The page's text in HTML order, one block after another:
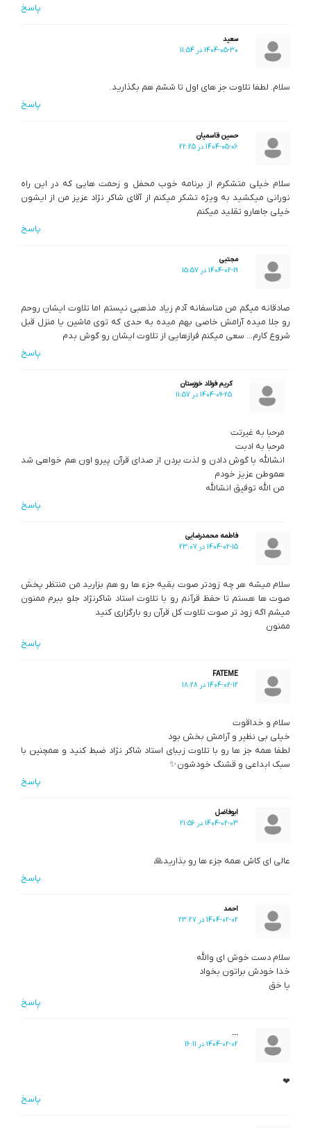
پاسخ
سعید
1404-05-30 در 11:54
سلام. لطفا تلاوت جز های اول تا ششم هم بگذارید.
پاسخ
حسین قاسمیان
1404-05-06 در 22:25
سلام خیلی متشکرم از برنامه خوب محفل و زحمت هایی که در این راه
نورانی میکشید به ویژه تشکر میکنم از آقای شاکر نژاد عزیز من از ایشون
خیلی جاهارو تقلید میکنم
پاسخ
مجتبی
1404-02-19 در 15:57
صادقانه میگم من متاسفانه آدم زیاد مذهبی نیستم اما تلاوت ایشان روحم
رو جلا میده آرامش خاصی بهم میده به حدی که توی ماشین یا منزل قبل
شروع کارم… سعی میکنم فرازهایی از تلاوت ایشان رو گوش بدم
پاسخ
کریم فولاد خوزستان
1404-09-25 در 11:57
مرحبا به غیرتت
مرحبا به ادبت
انشالله با گوش دادن و لذت بردن از صدای قرآن پیرو اون هم خواهی شد
هموطن عزیز خودم
من الله توفیق انشالله
پاسخ
فاطمه محمدرضایی
1404-02-15 در 23:07
سلام میشه هر چه زودتر صوت بقیه جزء ها رو هم بزارید من منتظر پخش
صوت ها هستم تا حفظ قرآنم رو با تلاوت استاد شاکرنژاد جلو ببرم ممنون
میشم اگه زود تر صوت تلاوت کل قرآن رو بارگزاری کنید
ممنون
پاسخ
FATEME
1404-02-12 در 18:28
سلام و خداقوت
خیلی بی نظیر و آرامش بخش بود
لطفا همه جز ها رو با تلاوت زیبای استاد شاکر نژاد ضبط کنید و همچنین با
سبک ابداعی و قشنگ خودشون✨️
پاسخ
ابوفاضل
1404-02-03 در 21:56
عالی ای کاش همه جزء ها رو بذارید🙏
پاسخ
احمد
1404-02-02 در 23:27
سلام دست خوش ای والله
خدا خودش براتون بخواد
یا خق
پاسخ
...
1404-02-02 در 16:11
❤
پاسخ